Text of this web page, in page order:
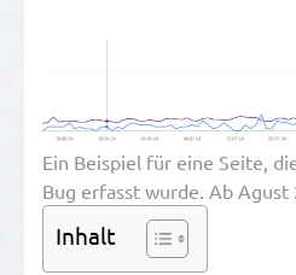
Ein Beispiel für eine Seite,
Bug erfasst wurde. Ab Agust
Inhalt